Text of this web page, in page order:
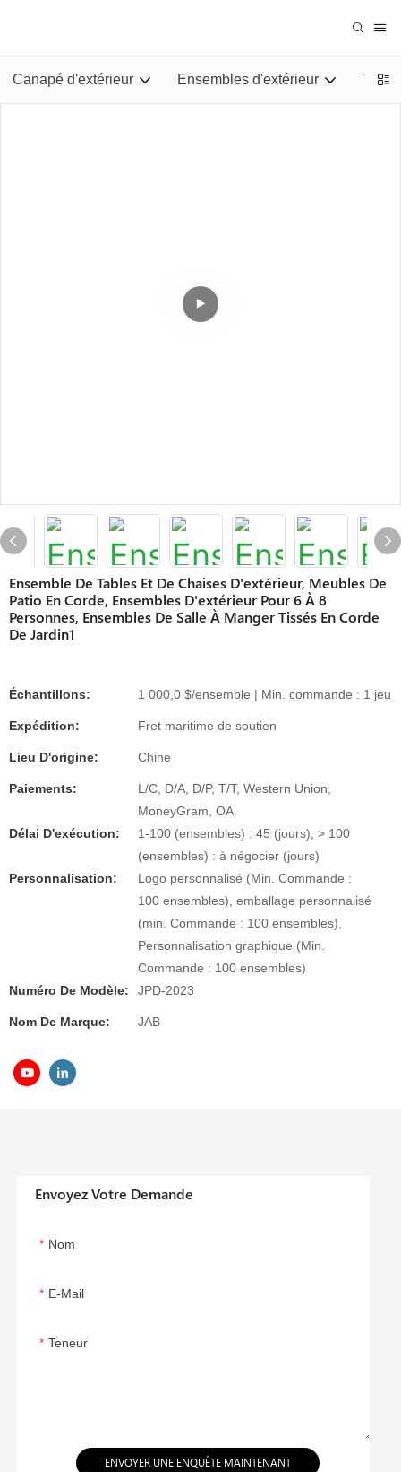
Canapé d'extérieur Ensembles d'extérieur
Ensemble De Tables Et De Chaises D'extérieur, Meubles De
Patio En Corde, Ensembles D'extérieur Pour 6 À 8
Personnes, Ensembles De Salle À Manger Tissés En Corde
De Jardin1
Échantillons: 1 000,0 $/ensemble | Min. commande : 1 jeu
Expédition: Fret maritime de soutien
Lieu D'origine: Chine
Paiements:
L/C, D/A, D/P, T/T, Western Union,
MoneyGram, OA
Délai D'exécution:
1-100 (ensembles) : 45 (jours), > 100
(ensembles) : à négocier (jours)
Personnalisation:
Logo personnalisé (Min. Commande :
100 ensembles), emballage personnalisé
(min. Commande : 100 ensembles),
Personnalisation graphique (Min.
Commande : 100 ensembles)
Numéro De Modèle:
JPD-2023
Nom De Marque: JAB
Envoyez Votre Demande
Nom
E-Mail
Teneur
ENVOYER UNE ENQUÊTE MAINTENANT